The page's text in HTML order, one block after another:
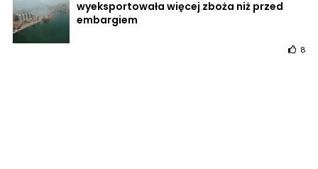
wyeksportowała więcej zboża niż przed
embargiem
8